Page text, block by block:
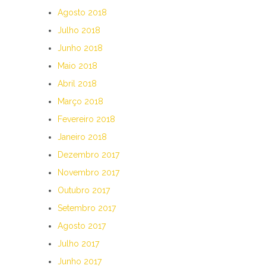
Agosto 2018
Julho 2018
Junho 2018
Maio 2018
Abril 2018
Março 2018
Fevereiro 2018
Janeiro 2018
Dezembro 2017
Novembro 2017
Outubro 2017
Setembro 2017
Agosto 2017
Julho 2017
Junho 2017